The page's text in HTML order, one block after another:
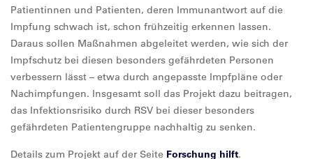
Patientinnen und Patienten, deren Immunantwort auf die
Impfung schwach ist, schon frühzeitig erkennen lassen.
Daraus sollen Maßnahmen abgeleitet werden, wie sich der
Impfschutz bei diesen besonders gefährdeten Personen
verbessern lässt – etwa durch angepasste Impfpläne oder
Nachimpfungen. Insgesamt soll das Projekt dazu beitragen,
das Infektionsrisiko durch RSV bei dieser besonders
gefährdeten Patientengruppe nachhaltig zu senken.
Details zum Projekt auf der Seite Forschung hilft.